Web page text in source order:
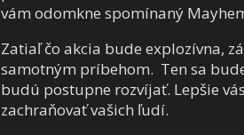
vám odomkne spomínaný
Zatiaľ čo akcia bude explozívna,
samotným príbehom. Ten sa
budú postupne rozvíjať. Lepšie
zachraňovať vašich ľudí.